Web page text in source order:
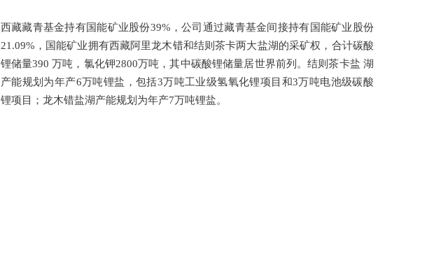
西藏藏青基金持有国能矿业股份39%，公司通过藏青基金间接持有国能矿业股份
21.09%，国能矿业拥有西藏阿里龙木错和结则茶卡两大盐湖的采矿权，合计碳酸
锂储量390 万吨，氯化钾2800万吨，其中碳酸锂储量居世界前列。结则茶卡盐 湖
产能规划为年产6万吨锂盐，包括3万吨工业级氢氧化锂项目和3万吨电池级碳酸
锂项目；龙木错盐湖产能规划为年产7万吨锂盐。